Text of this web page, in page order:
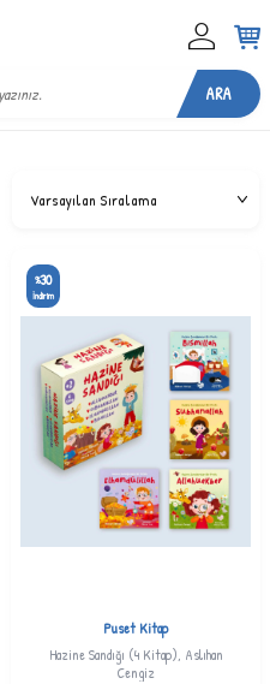
ARA
%30
İndirim
Puset Kitap
Hazine Sandığı (4 Kitap), Aslıhan
Cengiz